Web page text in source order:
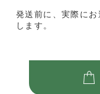
発送前に、実際に
します。